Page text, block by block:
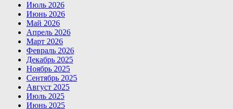
Июль 2026
Июнь 2026
Май 2026
Апрель 2026
Март 2026
Февраль 2026
Декабрь 2025
Ноябрь 2025
Сентябрь 2025
Август 2025
Июль 2025
Июнь 2025